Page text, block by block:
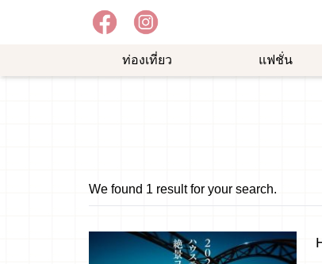
ท่องเที่ยว แฟชั่น
We found 1 result for your search.